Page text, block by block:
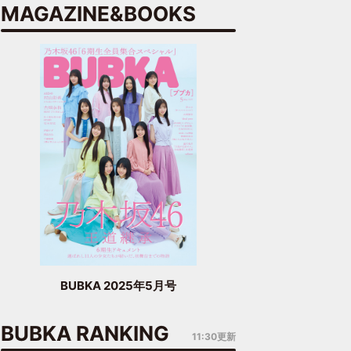
MAGAZINE&BOOKS
BUBKA 2025年5月号
BUBKA RANKING 11:30更新